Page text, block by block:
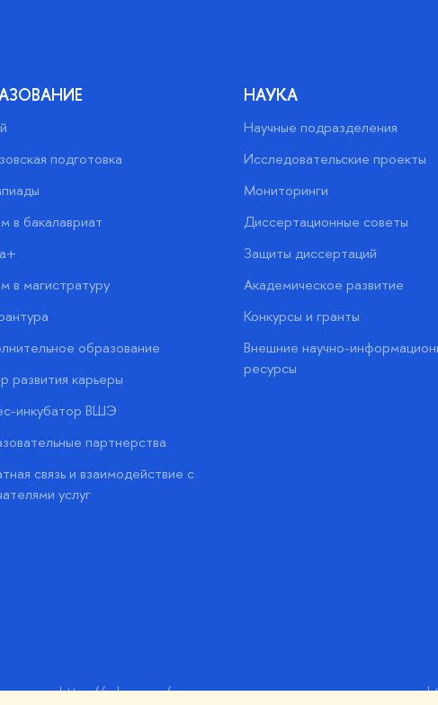
подготовка
в бакалавриат
в магистратуру
образование
развития карьеры
инкубатор ВШЭ
партнерства
связь и взаимодействие с
услуг
НАУКА
Научные подразделения
Исследовательские проекты
Мониторинги
Диссертационные советы
Защиты диссертаций
Академическое развитие
Конкурсы и гранты
Внешние научно-
ресурсы
https://edu.gov.ru/